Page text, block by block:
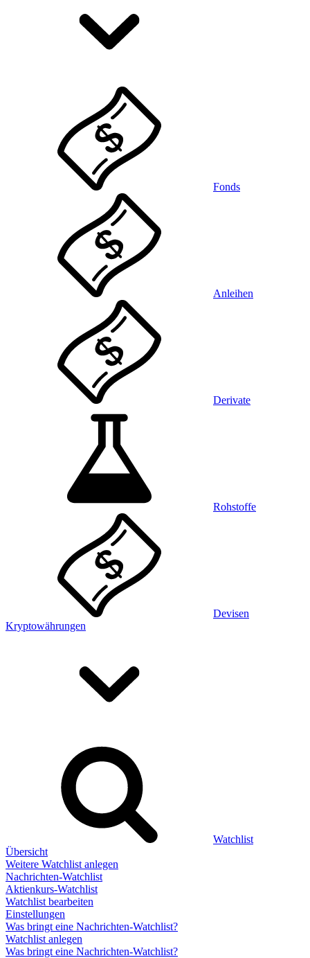
Fonds
Anleihen
Derivate
Rohstoffe
Devisen
Kryptowährungen
Watchlist
Übersicht
Weitere Watchlist anlegen
Nachrichten-Watchlist
Aktienkurs-Watchlist
Watchlist bearbeiten
Einstellungen
Was bringt eine Nachrichten-Watchlist?
Watchlist anlegen
Was bringt eine Nachrichten-Watchlist?